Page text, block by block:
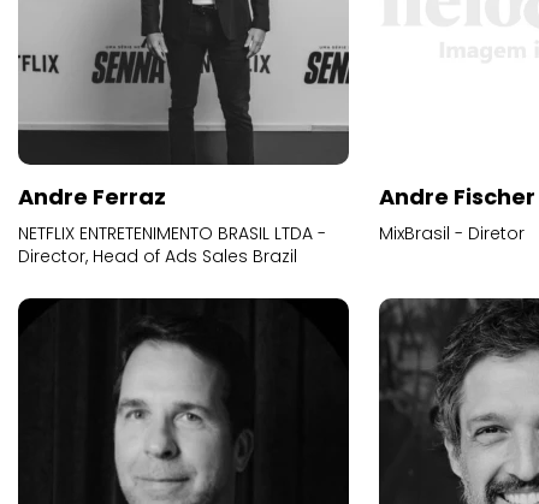
Andre Ferraz
NETFLIX ENTRETENIMENTO BRASIL LTDA -
Director, Head of Ads Sales Brazil
Andre Fischer
MixBrasil - Diretor